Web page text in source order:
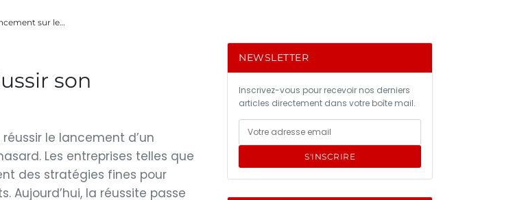
sur le…
son
le lancement d’un
Les entreprises telles que
des stratégies fines pour
Aujourd’hui, la réussite passe
NEWSLETTER
Inscrivez-vous pour recevoir nos derniers
articles directement dans votre boîte mail.
S'INSCRIRE